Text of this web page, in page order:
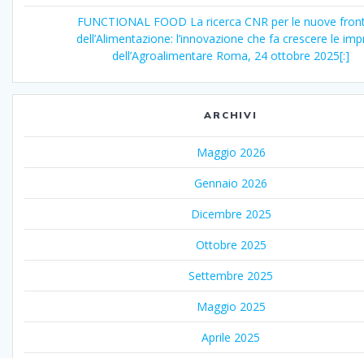
FUNCTIONAL FOOD La ricerca CNR per le nuove
dell’Alimentazione: l’innovazione che fa crescere le
dell’Agroalimentare Roma, 24 ottobre 2025[:]
ARCHIVI
Maggio 2026
Gennaio 2026
Dicembre 2025
Ottobre 2025
Settembre 2025
Maggio 2025
Aprile 2025